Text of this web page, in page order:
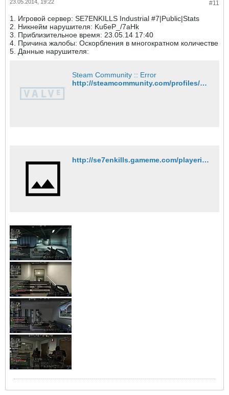
#11
23.05.2014, 19:22
1. Игровой сервер: SE7ENKILLS Industrial #7|Public|Stats
2. Никнейм нарушителя: Ku6eP_/7aHk
3. Приблизительное время: 23.05.14 17:40
4. Причина жалобы: Оскорбления в многократном количестве
5. Данные нарушителя:
Steam Community :: Error
http://steamcommunity.com/profiles/76561201142544668
http://se7enkills.gameme.com/playerinfo/716006